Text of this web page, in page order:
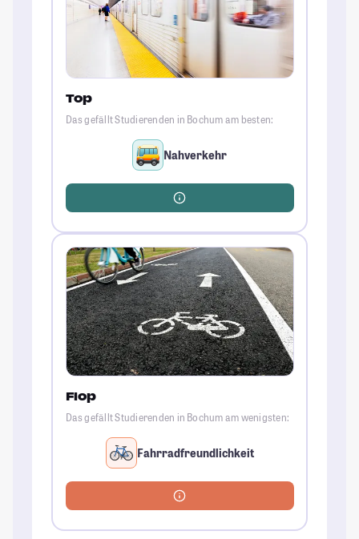
Top
Das gefällt Studierenden in Bochum am besten:
Nahverkehr
Flop
Das gefällt Studierenden in Bochum am wenigsten:
Fahrradfreundlichkeit